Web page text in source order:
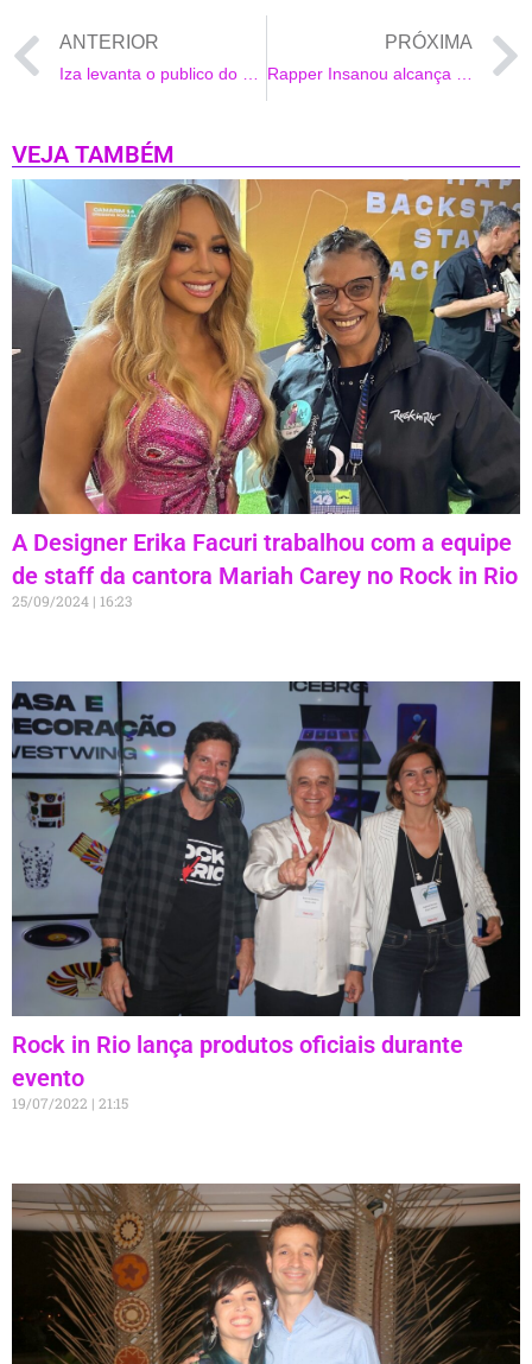
ANTERIOR PRÓXIMA
VEJA TAMBÉM
A Designer Erika Facuri trabalhou com a equipe
de staff da cantora Mariah Carey no Rock in Rio
25/09/2024 16:23
Rock in Rio lança produtos oficiais durante
evento
19/07/2022 21:15